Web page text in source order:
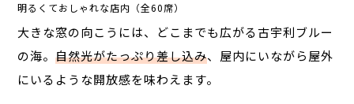
明るくておしゃれな店内（全60席）
大きな窓の向こうには、どこまでも広がる古宇利ブルー
の海。自然光がたっぷり差し込み、屋内にいながら屋外
にいるような開放感を味わえます。